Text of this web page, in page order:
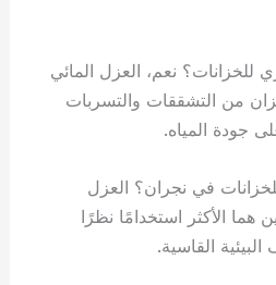
للخزانات؟ نعم، العزل المائي
من التشققات والتسربات
جودة المياه.
في نجران؟ العزل
هما الأكثر استخدامًا نظرًا
القاسية.